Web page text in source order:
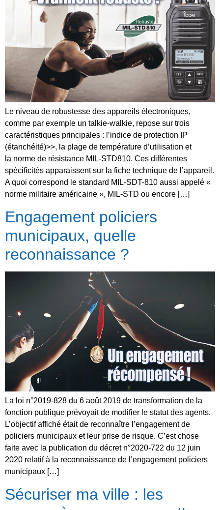
Le niveau de robustesse des appareils électroniques,
comme par exemple un talkie-walkie, repose sur trois
caractéristiques principales : l’indice de protection IP
(étanchéité)>>, la plage de température d’utilisation et
la norme de résistance MIL-STD810. Ces différentes
spécificités apparaissent sur la fiche technique de l’appareil.
A quoi correspond le standard MIL-SDT-810 aussi appelé «
norme militaire américaine », MIL-STD ou encore […]
Engagement policiers
municipaux, quelle
reconnaissance ?
La loi n°2019-828 du 6 août 2019 de transformation de la
fonction publique prévoyait de modifier le statut des agents.
L’objectif affiché était de reconnaître l’engagement de
policiers municipaux et leur prise de risque. C’est chose
faite avec la publication du décret n°2020-722 du 12 juin
2020 relatif à la reconnaissance de l’engagement policiers
municipaux […]
Sécuriser ma ville : les